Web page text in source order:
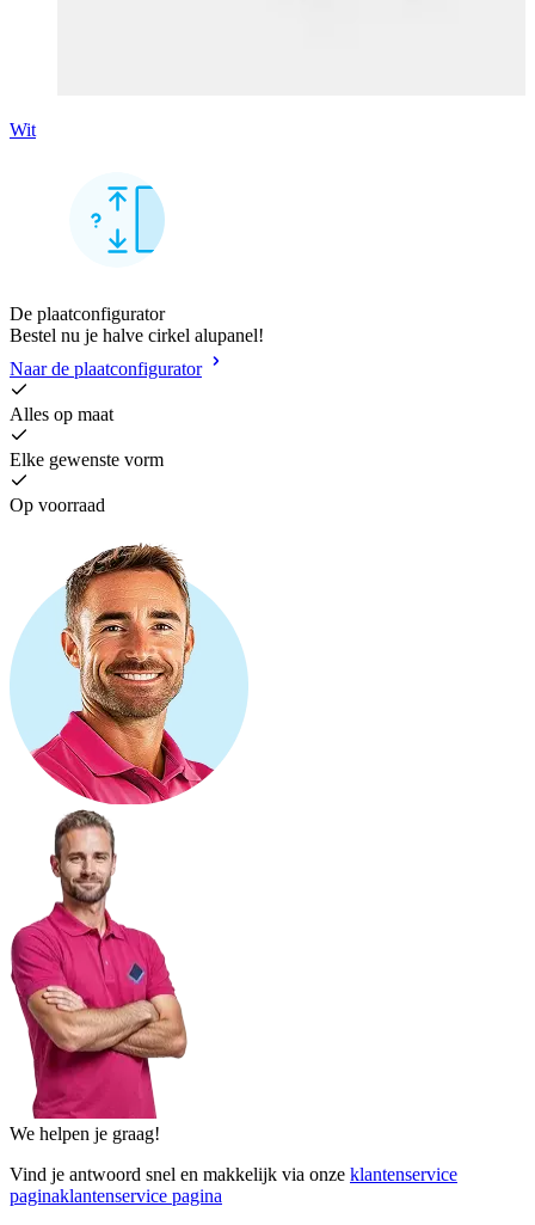
Wit
De plaatconfigurator
Bestel nu je halve cirkel alupanel!
Naar de plaatconfigurator
Alles op maat
Elke gewenste vorm
Op voorraad
We helpen je graag!
Vind je antwoord snel en makkelijk via onze klantenservice
paginaklantenservice pagina